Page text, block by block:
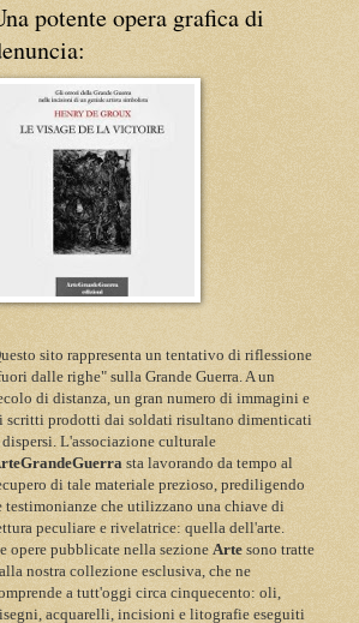
potente opera grafica di
sito rappresenta un tentativo di riflessione
dalle righe" sulla Grande Guerra. A un
di distanza, un gran numero di immagini e
scritti prodotti dai soldati risultano dimenticati
dispersi. L'associazione culturale
sta lavorando da tempo al
di tale materiale prezioso, prediligendo
testimonianze che utilizzano una chiave di
peculiare e rivelatrice: quella dell'arte.
opere pubblicate nella sezione Arte sono tratte
nostra collezione esclusiva, che ne
a tutt'oggi circa cinquecento: oli,
acquarelli, incisioni e litografie eseguiti